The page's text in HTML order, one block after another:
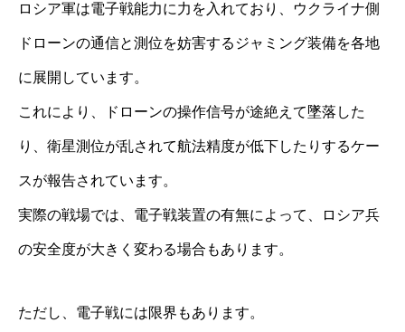
ロシア軍は電子戦能力に力を入れており、ウクライナ側
ドローンの通信と測位を妨害するジャミング装備を各地
に展開しています。
これにより、ドローンの操作信号が途絶えて墜落した
り、衛星測位が乱されて航法精度が低下したりするケー
スが報告されています。
実際の戦場では、電子戦装置の有無によって、ロシア兵
の安全度が大きく変わる場合もあります。
ただし、電子戦には限界もあります。